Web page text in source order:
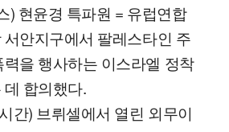
) 현윤경 특파원 = 유럽연합
안지구에서 팔레스타인 주
을 행사하는 이스라엘 정착
합의했다.
간) 브뤼셀에서 열린 외무이